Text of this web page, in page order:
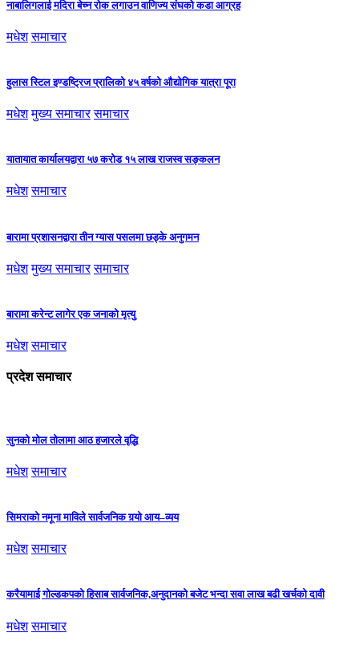
नाबालिगलाई मदिरा बेच्न रोक लगाउन वाणिज्य संघको कडा आग्रह
मधेश समाचार
हुलास स्टिल इण्डष्ट्रिज प्रालिको ४५ वर्षको औद्योगिक यात्रा पूरा
मधेश मुख्य समाचार समाचार
यातायात कार्यालयद्वारा ५७ करोड १५ लाख राजस्व सङ्कलन
मधेश समाचार
बारामा प्रशासनद्वारा तीन ग्यास पसलमा छड्के अनुगमन
मधेश मुख्य समाचार समाचार
बारामा करेन्ट लागेर एक जनाको मृत्यु
मधेश समाचार
प्रदेश समाचार
सुनको मोल तोलामा आठ हजारले वृद्धि
मधेश समाचार
सिमराको नमूना माविले सार्वजनिक गर्‍यो आय–व्यय
मधेश समाचार
करैयामाई गोल्डकपको हिसाब सार्वजनिक,अनुदानको बजेट भन्दा सवा लाख बढी खर्चको दावी
मधेश समाचार